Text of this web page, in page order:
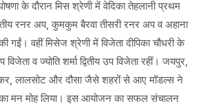
के दौरान मिस श्रेणी में वेदिका तेहलानी प्रथम
रनर अप, कुमकुम बैरवा तीसरी रनर अप व अहाना
गईं। वहीं मिसेज श्रेणी में विजेता दीपिका चौधरी के
व ज्योति शर्मा द्वितीय उप विजेता रहीं। जयपुर,
लालसोट और दौसा जैसे शहरों से आए मॉडल्स ने
मन मोह लिया। इस आयोजन का सफल संचालन